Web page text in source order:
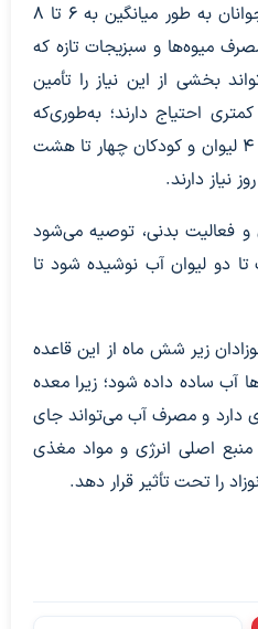
به طور معمول، کودکان و نوجوانان به طور میانگین به ۶ تا ۸
میوه‌ها و سبزیجات تازه که
بخشی از این نیاز را تأمین
احتیاج دارند؛ به‌طوری‌که
کودکان یک تا سه ساله حدود ۴ لیوان و کودکان چهار تا هشت
و فعالیت بدنی، توصیه می‌شود
نصف تا دو لیوان آب نوشیده شود تا
زیر شش ماه از این قاعده
آب ساده داده شود؛ زیرا معده
و مصرف آب می‌تواند جای
اصلی انرژی و مواد مغذی
را تحت تأثیر قرار دهد.